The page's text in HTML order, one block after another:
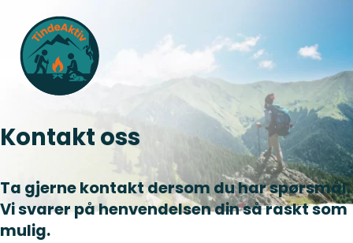
Kontakt oss
Ta gjerne kontakt dersom du har spørsmål.
Vi svarer på henvendelsen din så raskt som
mulig.